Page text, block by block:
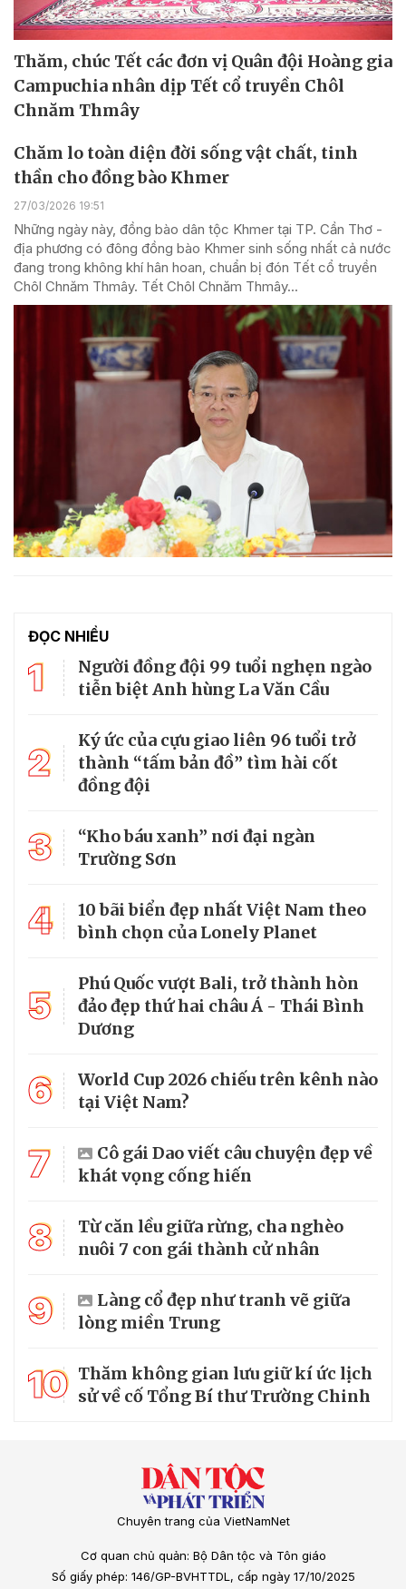
Thăm, chúc Tết các đơn vị Quân đội Hoàng gia
Campuchia nhân dịp Tết cổ truyền Chôl
Chnăm Thmây
Chăm lo toàn diện đời sống vật chất, tinh
thần cho đồng bào Khmer
27/03/2026 19:51
Những ngày này, đồng bào dân tộc Khmer tại TP. Cần Thơ -
địa phương có đông đồng bào Khmer sinh sống nhất cả nước
đang trong không khí hân hoan, chuẩn bị đón Tết cổ truyền
Chôl Chnăm Thmây. Tết Chôl Chnăm Thmây...
ĐỌC NHIỀU
1
Người đồng đội 99 tuổi nghẹn ngào
tiễn biệt Anh hùng La Văn Cầu
2
Ký ức của cựu giao liên 96 tuổi trở
thành “tấm bản đồ” tìm hài cốt
đồng đội
3
“Kho báu xanh” nơi đại ngàn
Trường Sơn
4
10 bãi biển đẹp nhất Việt Nam theo
bình chọn của Lonely Planet
5
Phú Quốc vượt Bali, trở thành hòn
đảo đẹp thứ hai châu Á - Thái Bình
Dương
6
World Cup 2026 chiếu trên kênh nào
tại Việt Nam?
7
Cô gái Dao viết câu chuyện đẹp về
khát vọng cống hiến
8
Từ căn lều giữa rừng, cha nghèo
nuôi 7 con gái thành cử nhân
9
Làng cổ đẹp như tranh vẽ giữa
lòng miền Trung
10 Thăm không gian lưu giữ kí ức lịch
sử về cố Tổng Bí thư Trường Chinh
Chuyên trang của VietNamNet
Cơ quan chủ quản: Bộ Dân tộc và Tôn giáo
Số giấy phép: 146/GP-BVHTTDL, cấp ngày 17/10/2025